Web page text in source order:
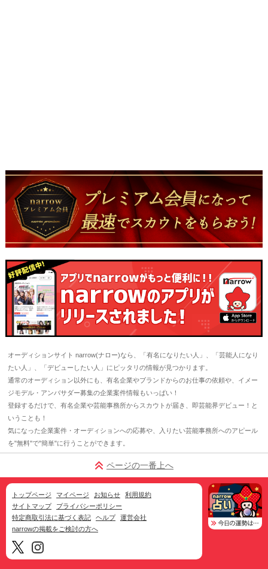
オーディションサイト narrow(ナロー)なら、「有名になりたい人」、「芸能人になり
たい人」、「デビューしたい人」にピッタリの情報が見つかります。
通常のオーディション以外にも、有名企業やブランドからのお仕事の依頼や、イメー
ジモデル・アンバサダー募集の企業案件情報もいっぱい！
登録するだけで、有名企業や芸能事務所からスカウトが届き、即芸能界デビュー！と
いうことも！
気になった企業案件・オーディションへの応募や、入りたい芸能事務所へのアピール
を"無料"で"簡単"に行うことができます。
ページの一番上へ
トップページ マイページ お知らせ
利用規約
サイトマップ
プライバシーポリシー
特定商取引法に基づく表記
ヘルプ
運営会社
narrowの掲載をご検討の方へ